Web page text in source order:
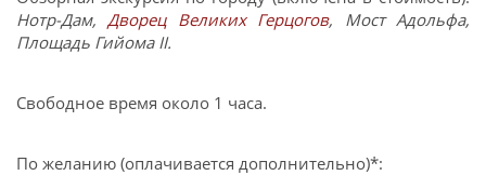
Нотр-Дам, Дворец Великих Герцогов, Мост Адольфа,
Площадь Гийома II.
Свободное время около 1 часа.
По желанию (оплачивается дополнительно)*: